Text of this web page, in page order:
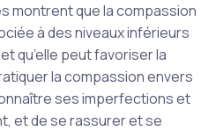
montrent que la compassion
à des niveaux inférieurs
qu’elle peut favoriser la
la compassion envers
ses imperfections et
et de se rassurer et se